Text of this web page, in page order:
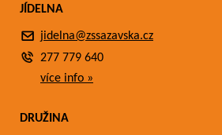
JÍDELNA
jidelna@zssazavska.cz
277 779 640
více info »
DRUŽINA